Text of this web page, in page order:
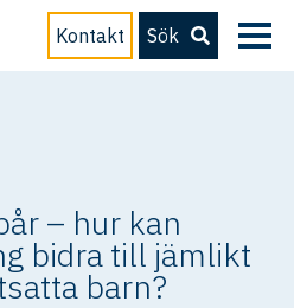
Kontakt Sök
– hur kan
bidra till jämlikt
barn?